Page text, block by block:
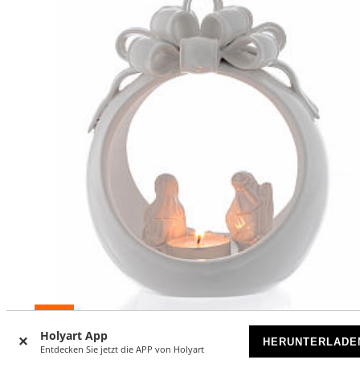
Holyart App
Entdecken Sie jetzt die APP von Holyart
-13
Kerzenhalter Kugel Form weisse Terrakotta 17cm mit